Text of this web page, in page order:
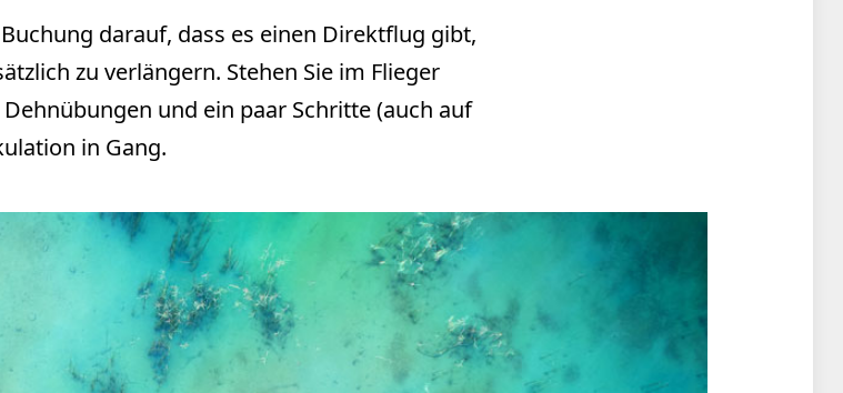
darauf, dass es einen Direktflug gibt,
zu verlängern. Stehen Sie im Flieger
und ein paar Schritte (auch auf
in Gang.